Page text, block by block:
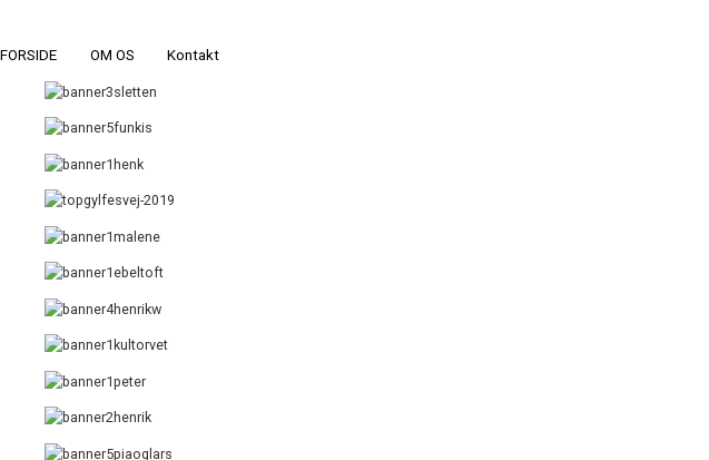
FORSIDE OM OS Kontakt